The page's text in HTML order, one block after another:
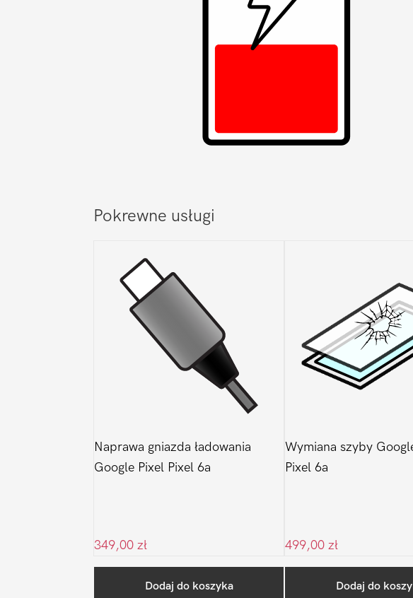
Pokrewne usługi
Naprawa gniazda ładowania
Google Pixel Pixel 6a
349,00 zł
Dodaj do koszyka
Wymiana szyby
Pixel 6a
499,00 zł
Dodaj do